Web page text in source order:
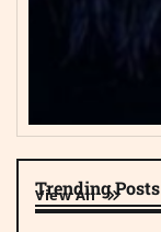
Trending Posts
View All